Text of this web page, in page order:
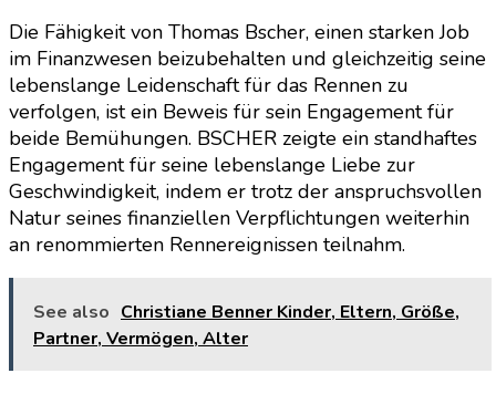
Die Fähigkeit von Thomas Bscher, einen starken Job
im Finanzwesen beizubehalten und gleichzeitig seine
lebenslange Leidenschaft für das Rennen zu
verfolgen, ist ein Beweis für sein Engagement für
beide Bemühungen. BSCHER zeigte ein standhaftes
Engagement für seine lebenslange Liebe zur
Geschwindigkeit, indem er trotz der anspruchsvollen
Natur seines finanziellen Verpflichtungen weiterhin
an renommierten Rennereignissen teilnahm.
See also Christiane Benner Kinder, Eltern, Größe,
Partner, Vermögen, Alter